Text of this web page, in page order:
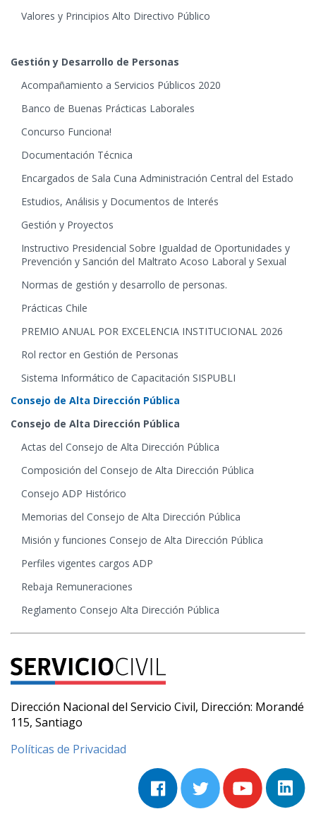
Valores y Principios Alto Directivo Público
Gestión y Desarrollo de Personas
Acompañamiento a Servicios Públicos 2020
Banco de Buenas Prácticas Laborales
Concurso Funciona!
Documentación Técnica
Encargados de Sala Cuna Administración Central del Estado
Estudios, Análisis y Documentos de Interés
Gestión y Proyectos
Instructivo Presidencial Sobre Igualdad de Oportunidades y
Prevención y Sanción del Maltrato Acoso Laboral y Sexual
Normas de gestión y desarrollo de personas.
Prácticas Chile
PREMIO ANUAL POR EXCELENCIA INSTITUCIONAL 2026
Rol rector en Gestión de Personas
Sistema Informático de Capacitación SISPUBLI
Consejo de Alta Dirección Pública
Consejo de Alta Dirección Pública
Actas del Consejo de Alta Dirección Pública
Composición del Consejo de Alta Dirección Pública
Consejo ADP Histórico
Memorias del Consejo de Alta Dirección Pública
Misión y funciones Consejo de Alta Dirección Pública
Perfiles vigentes cargos ADP
Rebaja Remuneraciones
Reglamento Consejo Alta Dirección Pública
Dirección Nacional del Servicio Civil, Dirección: Morandé
115, Santiago
Políticas de Privacidad